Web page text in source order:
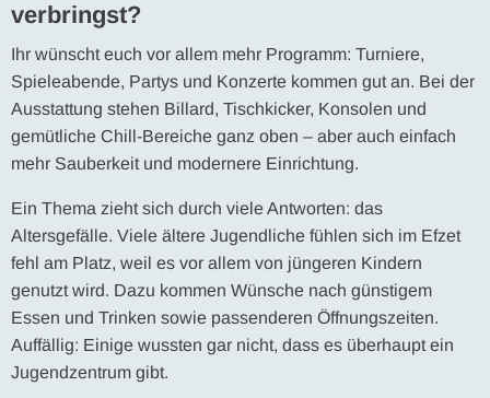
verbringst?
Ihr wünscht euch vor allem mehr Programm: Turniere,
Spieleabende, Partys und Konzerte kommen gut an. Bei der
Ausstattung stehen Billard, Tischkicker, Konsolen und
gemütliche Chill-Bereiche ganz oben – aber auch einfach
mehr Sauberkeit und modernere Einrichtung.
Ein Thema zieht sich durch viele Antworten: das
Altersgefälle. Viele ältere Jugendliche fühlen sich im Efzet
fehl am Platz, weil es vor allem von jüngeren Kindern
genutzt wird. Dazu kommen Wünsche nach günstigem
Essen und Trinken sowie passenderen Öffnungszeiten.
Auffällig: Einige wussten gar nicht, dass es überhaupt ein
Jugendzentrum gibt.